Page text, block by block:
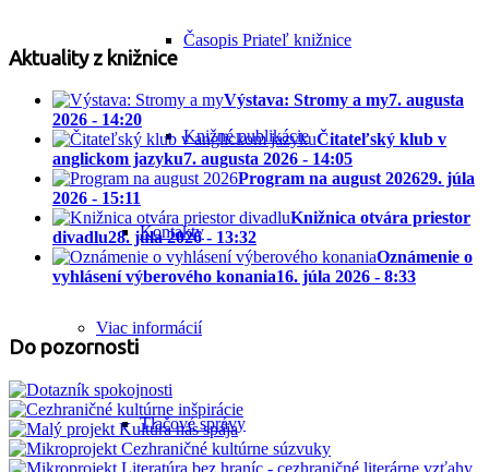
Časopis Priateľ knižnice
Knižné publikácie
Kontakty
Viac informácií
Tlačové správy
Aktuality z knižnice
Výstava: Stromy a my7. augusta
2026 - 14:20
Čitateľský klub v
anglickom jazyku7. augusta 2026 - 14:05
Program na august 202629. júla
2026 - 15:11
Knižnica otvára priestor
divadlu28. júla 2026 - 13:32
Oznámenie o
vyhlásení výberového konania16. júla 2026 - 8:33
Do pozornosti